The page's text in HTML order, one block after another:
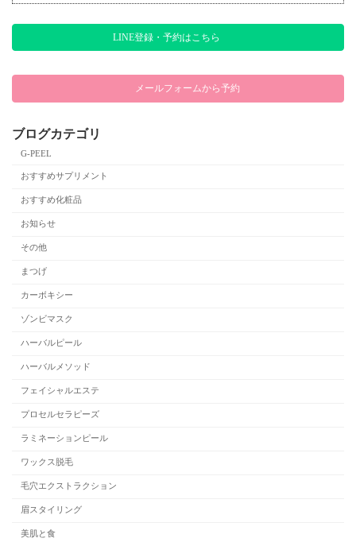
LINE登録・予約はこちら
メールフォームから予約
ブログカテゴリ
G-PEEL
おすすめサプリメント
おすすめ化粧品
お知らせ
その他
まつげ
カーボキシー
ゾンビマスク
ハーバルピール
ハーバルメソッド
フェイシャルエステ
プロセルセラピーズ
ラミネーションピール
ワックス脱毛
毛穴エクストラクション
眉スタイリング
美肌と食